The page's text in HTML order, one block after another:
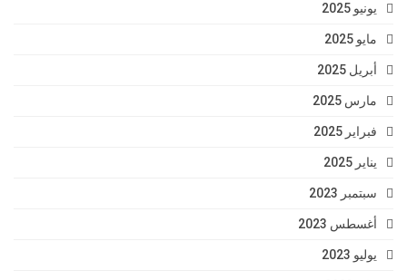
يونيو 2025
مايو 2025
أبريل 2025
مارس 2025
فبراير 2025
يناير 2025
سبتمبر 2023
أغسطس 2023
يوليو 2023